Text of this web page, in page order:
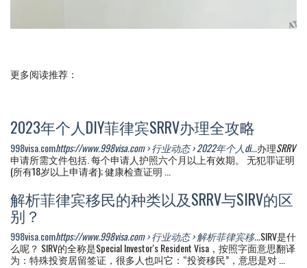
更多阅读推荐：
2023年个人DIY菲律宾SRRV办理全攻略
998visa.comhttps://www.998visa.com › 行业动态 › 2022年个人di...办理SRRV
申请所需文件包括. 每个申请人护照六个月以上有效期。 无犯罪证明
(所有18岁以上申请者); 健康检查证明 ...
解析菲律宾移民的种类以及SRRV与SIRV的区
别？
998visa.comhttps://www.998visa.com › 行业动态 › 解析菲律宾移...SIRV是什
么呢？ SIRV的全称是Special Investor's Resident Visa，按照字面意思翻译
为：特殊投资居留签证，很多人也叫它：“投资移民”，意思是对 ...